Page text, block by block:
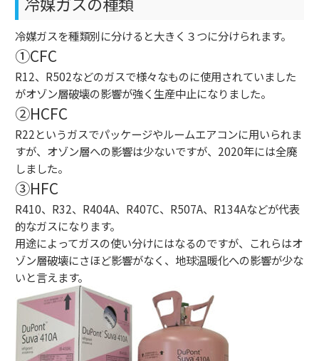
冷媒ガスを種類別に分けると大きく３つに分けられます。
①CFC
R12、 R502などのガスで様々なものに使用されていました
がオゾン層破壊の影響が強く生産中止になりました。
②HCFC
R22というガスでパッケージやルームエアコンに用いられま
すが、オゾン層への影響は少ないですが、 2020年には全廃
しました。
③HFC
R410、 R32、 R404A、 R407C、 R507A、 R134Aなどが代表
的なガスになります。
用途によってガスの使い分けにはなるのですが、これらはオ
ゾン層破壊にさほど影響がなく、地球温暖化への影響が少な
いと言えます。